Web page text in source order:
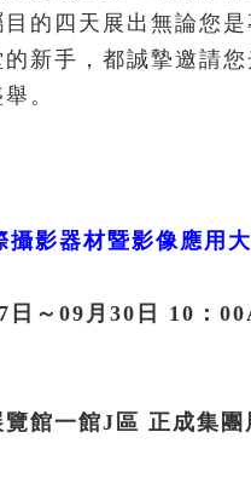
的四天展出無論您是
新手，都誠摯邀請您
。
攝影器材暨影像應用
日～09月30日 10：
館一館J區 正成集團